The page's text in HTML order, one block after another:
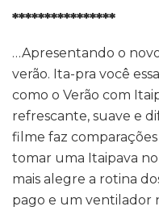
****************
…Apresentando o
verão. Ita-pra você
como o Verão com
refrescante, suave e
filme faz
tomar uma Itaipava
mais alegre a rotina
pago e um ventilador